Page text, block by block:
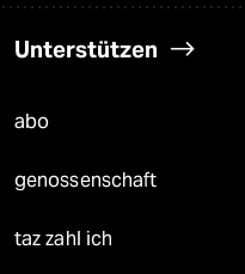
Unterstützen
abo
genossenschaft
taz zahl ich